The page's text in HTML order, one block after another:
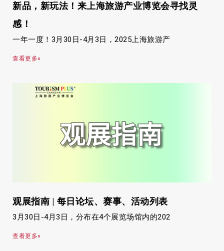
新品，新玩法！来上海旅游产业博览会寻找灵
感！
一年一度！3月30日-4月3日，2025上海旅游产
查看更多»
观展指南 | 每日论坛、赛事、活动列表
3月30日-4月3日，分布在4个展览场馆内的202
查看更多»